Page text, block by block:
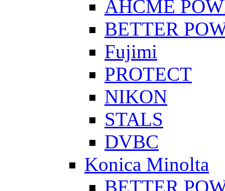
AHCME
BETTER
Fujimi
PROTECT
NIKON
STALS
DVBC
Konica Minolta